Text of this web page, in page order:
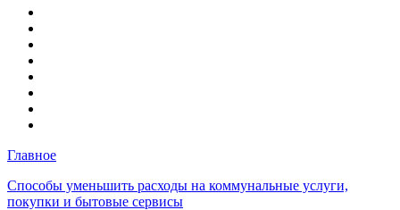
Главное
Способы уменьшить расходы на коммунальные услуги,
покупки и бытовые сервисы